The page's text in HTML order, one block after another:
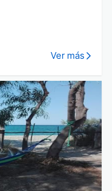
Ver más